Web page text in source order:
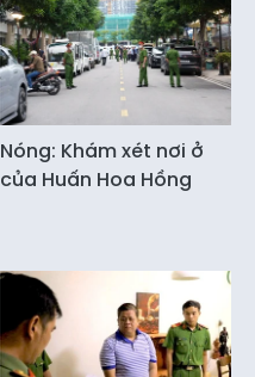
Nóng: Khám xét nơi ở
của Huấn Hoa Hồng